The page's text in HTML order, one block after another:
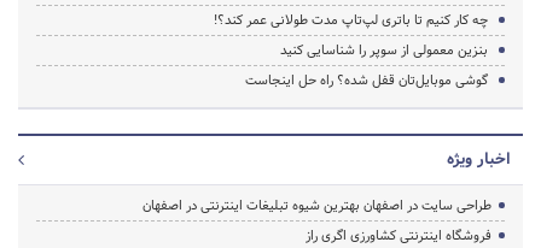
چه کار کنیم تا باتری لپ‌تاپ مدت طولانی عمر کند؟!
بنزین معمولی از سوپر را شناسایی کنید
گوشی موبایل‌تان قفل شده؟ راه حل اینجاست
اخبار ویژه
طراحی سایت در اصفهان بهترین شیوه تبلیغات اینترنتی در اصفهان
فروشگاه اینترنتی کشاورزی اگری راز